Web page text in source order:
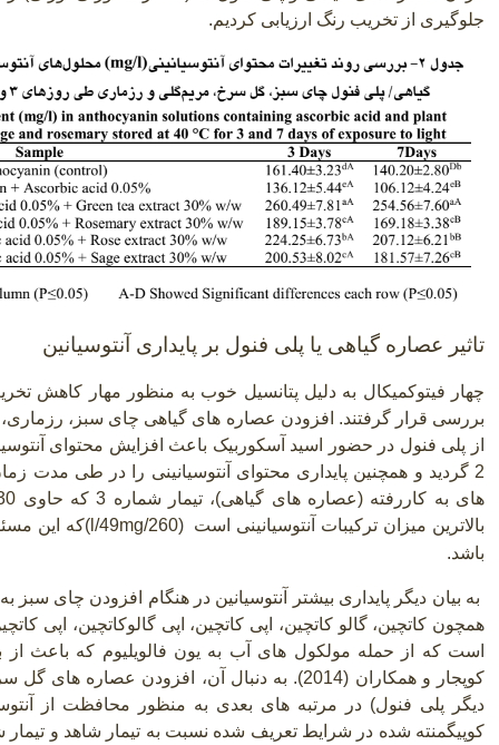
جلوگیری از تخریب رنگ ارزیابی کردیم.
تاثیر عصاره گیاهی یا پلی فنول بر پایداری آنتوسیانین
چهار فیتوکمیکال به دلیل پتانسیل خوب به منظور مهار کاهش
بررسی قرار گرفتند. افزودن عصاره های گیاهی چای سبز،
از پلی فنول در حضور اسید آسکوربیک باعث افزایش محتوای
2 گردید و همچنین پایداری محتوای آنتوسیانینی را در طی مدت
های به کاررفته (عصاره های گیاهی(
بالاترین میزان ترکیبات آنتوسیانینی است (l/49mg/260)که این
باشد.
به بیان دیگر پایداری بیشتر آنتوسیانین در هنگام افزودن چای سبز
همچون کاتچین، گالو کاتچین، اپی کاتچین، اپی گالوکاتچین، اپی
است که از حمله مولکول های آب به یون فالویلیوم که باعث
کوپجار و همکاران (2014). به دنبال آن، افزودن
دیگر پلی فنول) در مرتبه های بعدی به منظور محافظت از
کوپیگمنته شده در شرایط تعریف شده نسبت به تیمار شاهد و تیمار